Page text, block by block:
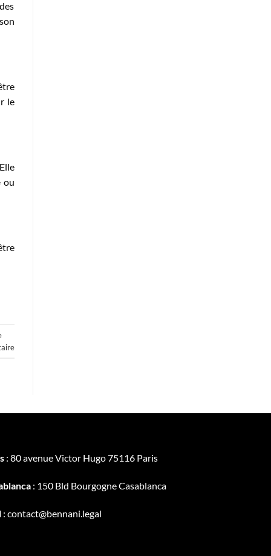
le
ou
: 80 avenue Victor Hugo 75116 Paris
: 150 Bld Bourgogne Casablanca
: contact@bennani.legal